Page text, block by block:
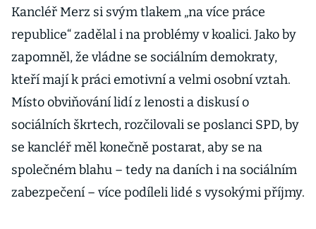
lichotivé
umístění,
předběhlo ale
velmoc
Kancléř Merz si svým tlakem „na více práce
republice“ zadělal i na problémy v koalici. Jako by
zapomněl, že vládne se sociálním demokraty,
kteří mají k práci emotivní a velmi osobní vztah.
Místo obviňování lidí z lenosti a diskusí o
sociálních škrtech, rozčilovali se poslanci SPD, by
se kancléř měl konečně postarat, aby se na
společném blahu – tedy na daních i na sociálním
zabezpečení – více podíleli lidé s vysokými příjmy.